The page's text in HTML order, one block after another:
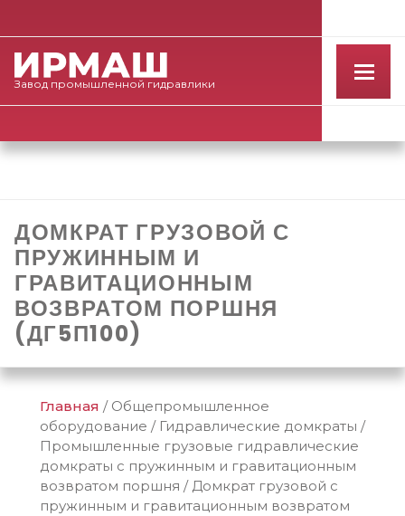
Завод промышленной гидравлики
ДОМКРАТ ГРУЗОВОЙ С
ПРУЖИННЫМ И
ГРАВИТАЦИОННЫМ
ВОЗВРАТОМ ПОРШНЯ
(ДГ5П100)
Главная / Общепромышленное
оборудование / Гидравлические домкраты /
Промышленные грузовые гидравлические
домкраты с пружинным и гравитационным
возвратом поршня / Домкрат грузовой с
пружинным и гравитационным возвратом